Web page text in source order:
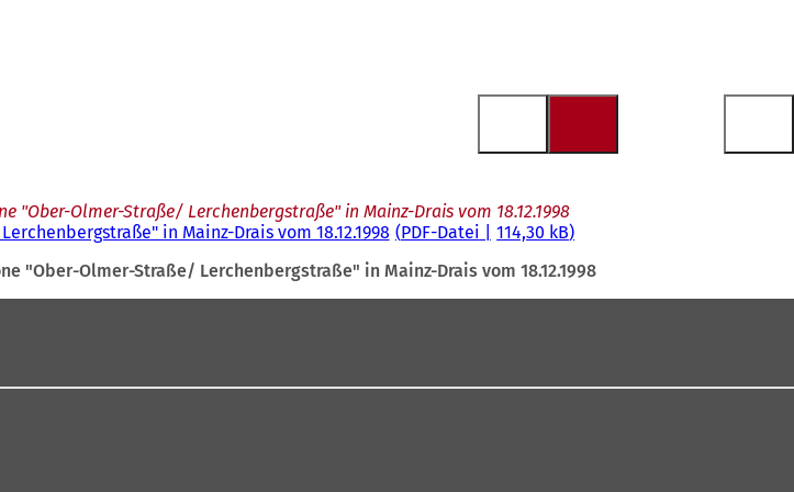
Olmer-Straße/ Lerchenbergstraße" in Mainz-Drais vom 18.12.1998
in Mainz-Drais vom 18.12.1998 PDF-Datei 114,30 kB
"Ober-Olmer-Straße/ Lerchenbergstraße" in Mainz-Drais vom 18.12.1998